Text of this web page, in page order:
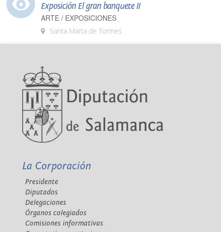
Exposición El gran banquete II
ARTE / EXPOSICIONES
Santa Marta de Tormes
La Corporación
Presidente
Diputados
Delegaciones
Órganos colegiados
Comisiones informativas